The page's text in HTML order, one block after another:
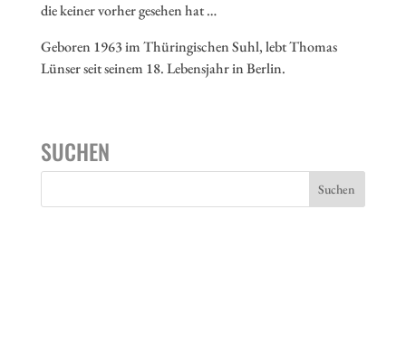
die keiner vorher gesehen hat …
Geboren 1963 im Thüringischen Suhl, lebt Thomas
Lünser seit seinem 18. Lebensjahr in Berlin.
SUCHEN